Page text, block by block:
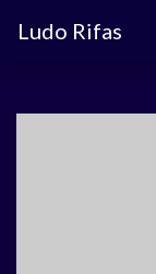
Ludo Rifas